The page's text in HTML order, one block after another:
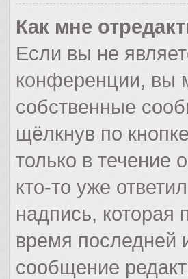
Как мне
Если вы не
конференции, вы
собственные
щёлкнув по кнопке
только в течение
кто-то уже
надпись, которая
время последней
сообщение